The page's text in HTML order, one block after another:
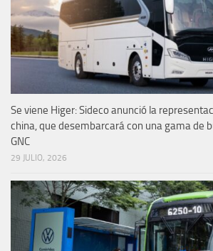
Se viene Higer: Sideco anunció la
china, que desembarcará con una gama de
GNC
29 JULIO, 2026